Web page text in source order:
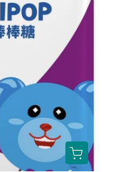
涼拌
冰淇淋